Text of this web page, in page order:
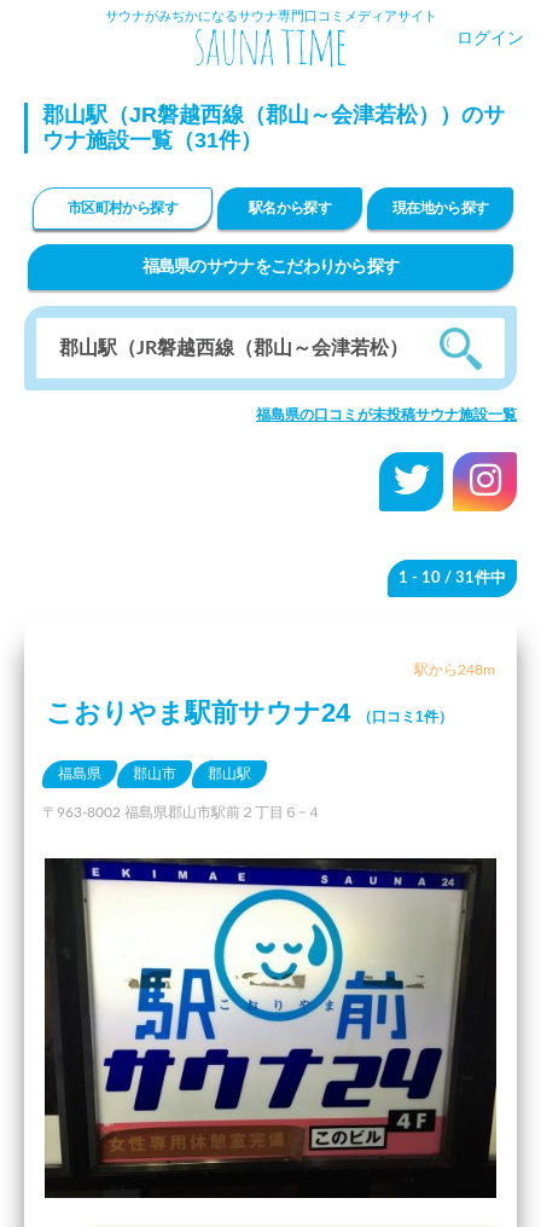
サウナがみぢかになるサウナ専門口コミメディアサイト
ログイン
郡山駅（JR磐越西線（郡山～会津若松））のサ
ウナ施設一覧（31件）
市区町村から探す 駅名から探す 現在地から探す
福島県のサウナをこだわりから探す
福島県の口コミが未投稿サウナ施設一覧
1 - 10 / 31件中
駅から248m
こおりやま駅前サウナ24 （口コミ1件）
福島県 郡山市 郡山駅
〒963-8002 福島県郡山市駅前２丁目６−４